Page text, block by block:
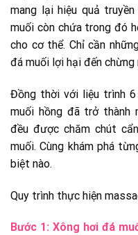
mang lại hiệu quả
muối còn chứa trong đó
cho cơ thể. Chỉ cần
đá muối lợi hại đến chừng
Đồng thời với liệu trình
muối hồng đã trở thành
đều được chăm chút
muối. Cùng khám phá
biệt nào.
Quy trình thực hiện
Bước 1: Xông hơi đá